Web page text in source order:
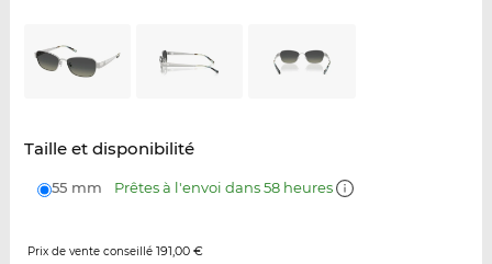
Taille et disponibilité
55 mm Prêtes à l'envoi dans 58 heures
Prix de vente conseillé 191,00 €